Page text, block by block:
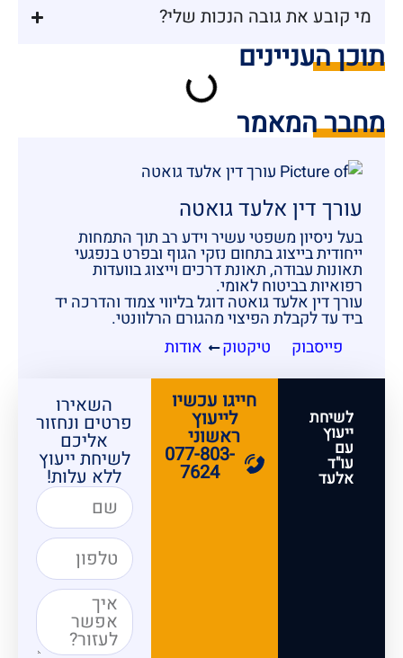
מי קובע את גובה הנכות שלי?
תוכן העניינים
מחבר המאמר
עורך דין אלעד גואטה
בעל ניסיון משפטי עשיר וידע רב תוך התמחות
ייחודית בייצוג בתחום נזקי הגוף ובפרט בנפגעי
תאונות עבודה, תאונת דרכים וייצוג בוועדות
רפואיות בביטוח לאומי.
עורך דין אלעד גואטה דוגל בליווי צמוד והדרכה יד
ביד עד לקבלת הפיצוי מהגורם הרלוונטי.
פייסבוק
טיקטוק אודות
לשיחת
ייעוץ
עם
עו"ד
אלעד
חייגו עכשיו
לייעוץ
ראשוני
077-803-
7624
השאירו
פרטים ונחזור
אליכם
לשיחת ייעוץ
ללא עלות!